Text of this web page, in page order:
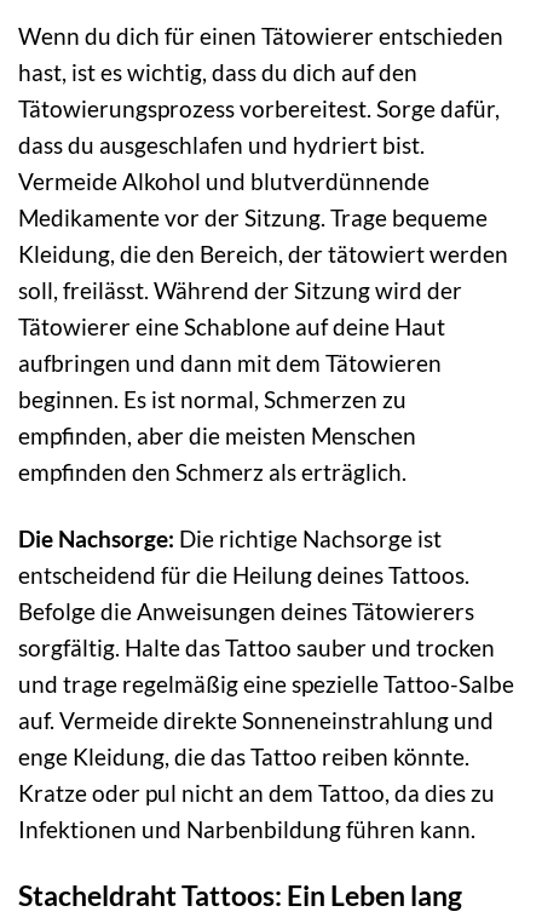
Wenn du dich für einen Tätowierer entschieden
hast, ist es wichtig, dass du dich auf den
Tätowierungsprozess vorbereitest. Sorge dafür,
dass du ausgeschlafen und hydriert bist.
Vermeide Alkohol und blutverdünnende
Medikamente vor der Sitzung. Trage bequeme
Kleidung, die den Bereich, der tätowiert werden
soll, freilässt. Während der Sitzung wird der
Tätowierer eine Schablone auf deine Haut
aufbringen und dann mit dem Tätowieren
beginnen. Es ist normal, Schmerzen zu
empfinden, aber die meisten Menschen
empfinden den Schmerz als erträglich.
Die Nachsorge: Die richtige Nachsorge ist
entscheidend für die Heilung deines Tattoos.
Befolge die Anweisungen deines Tätowierers
sorgfältig. Halte das Tattoo sauber und trocken
und trage regelmäßig eine spezielle Tattoo-Salbe
auf. Vermeide direkte Sonneneinstrahlung und
enge Kleidung, die das Tattoo reiben könnte.
Kratze oder pul nicht an dem Tattoo, da dies zu
Infektionen und Narbenbildung führen kann.
Stacheldraht Tattoos: Ein Leben lang